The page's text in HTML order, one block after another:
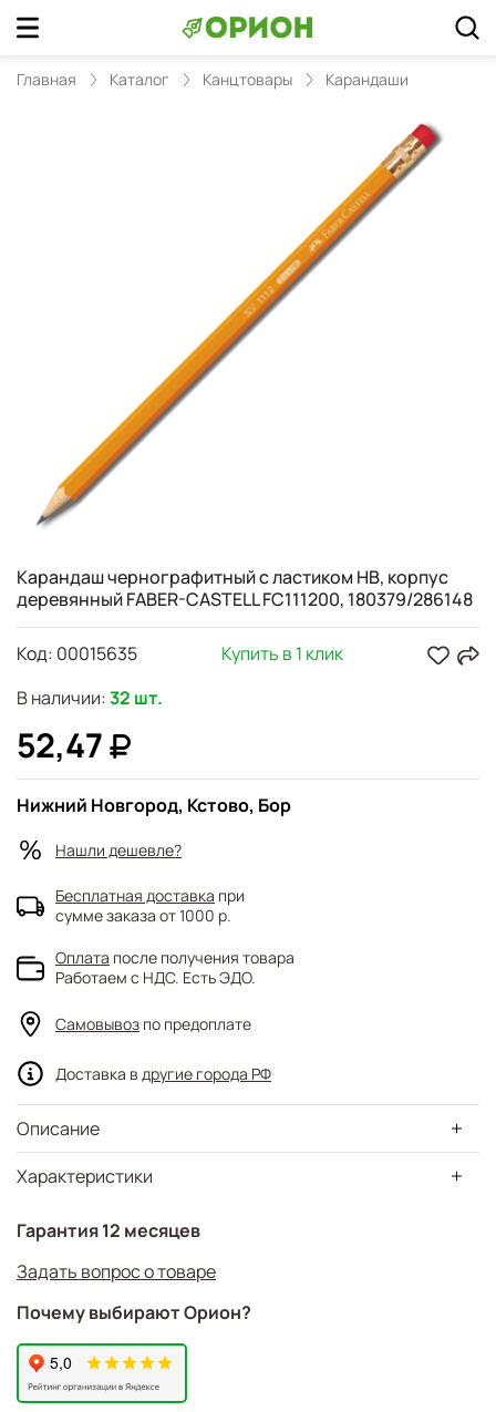
Главная Каталог Канцтовары Карандаши
Карандаш чернографитный с ластиком HB, корпус
деревянный FABER-CASTELL FC111200, 180379/286148
Характеристики
Описание
Гарантия 12 месяцев
Задать вопрос о товаре
Почему выбирают Орион?
В наличии:32 шт.
52,47
Код: 00015635 Купить в 1 клик
Нижний Новгород, Кстово, Бор
Нашли дешевле?
Бесплатная доставка при
сумме заказа от 1000 р.
Оплата после получения товара
Работаем с НДС. Есть ЭДО.
Самовывоз по предоплате
Доставка в другие города РФ